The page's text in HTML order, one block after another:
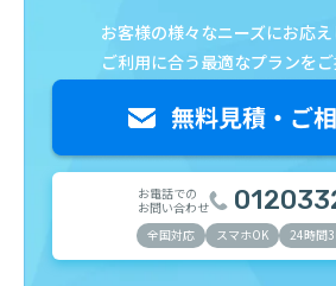
お客様の様々なニーズにお応え
ご利用に合う最適なプランをご
お電話での
お問い合わせ
全国対応 スマホOK 24時間